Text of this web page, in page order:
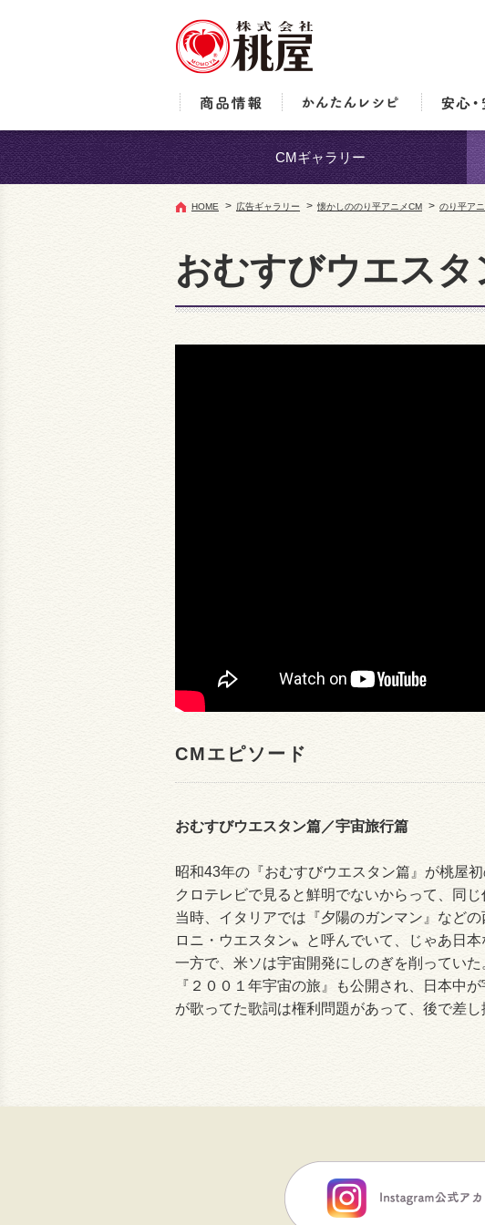
CMギャラリー
HOME > 広告ギャラリー > 懐かしののり平アニメCM > のり平ア
おむすびウエスタ
CMエピソード
おむすびウエスタン篇／宇宙旅行篇
昭和43年の『おむすびウエスタン篇』が桃屋
クロテレビで見ると鮮明でないからって、同
当時、イタリアでは『夕陽のガンマン』など
ロニ・ウエスタン〟と呼んでいて、じゃあ日
一方で、米ソは宇宙開発にしのぎを削ってい
『２００１年宇宙の旅』も公開され、日本中
が歌ってた歌詞は権利問題があって、後で差し